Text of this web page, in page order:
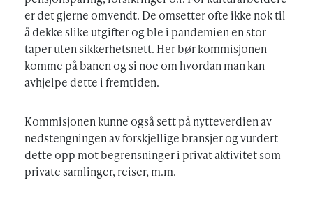
er det gjerne omvendt. De omsetter ofte ikke nok til
å dekke slike utgifter og ble i pandemien en stor
taper uten sikkerhetsnett. Her bør kommisjonen
komme på banen og si noe om hvordan man kan
avhjelpe dette i fremtiden.
Kommisjonen kunne også sett på nytteverdien av
nedstengningen av forskjellige bransjer og vurdert
dette opp mot begrensninger i privat aktivitet som
private samlinger, reiser, m.m.